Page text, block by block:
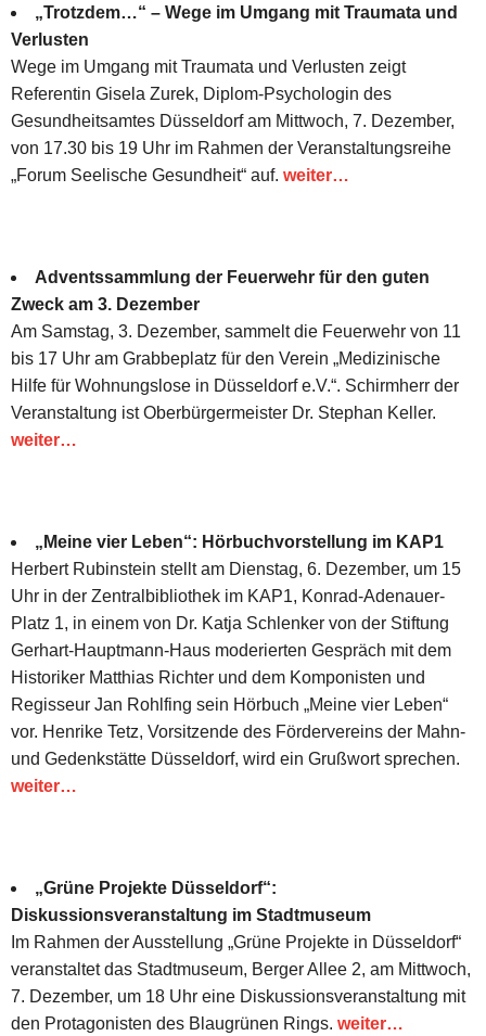
„Trotzdem…“ – Wege im Umgang mit Traumata und
Verlusten
Wege im Umgang mit Traumata und Verlusten zeigt
Referentin Gisela Zurek, Diplom-Psychologin des
Gesundheitsamtes Düsseldorf am Mittwoch, 7. Dezember,
von 17.30 bis 19 Uhr im Rahmen der Veranstaltungsreihe
„Forum Seelische Gesundheit“ auf. weiter…
Adventssammlung der Feuerwehr für den guten
Zweck am 3. Dezember
Am Samstag, 3. Dezember, sammelt die Feuerwehr von 11
bis 17 Uhr am Grabbeplatz für den Verein „Medizinische
Hilfe für Wohnungslose in Düsseldorf e.V.“. Schirmherr der
Veranstaltung ist Oberbürgermeister Dr. Stephan Keller.
weiter…
„Meine vier Leben“: Hörbuchvorstellung im KAP1
Herbert Rubinstein stellt am Dienstag, 6. Dezember, um 15
Uhr in der Zentralbibliothek im KAP1, Konrad-Adenauer-
Platz 1, in einem von Dr. Katja Schlenker von der Stiftung
Gerhart-Hauptmann-Haus moderierten Gespräch mit dem
Historiker Matthias Richter und dem Komponisten und
Regisseur Jan Rohlfing sein Hörbuch „Meine vier Leben“
vor. Henrike Tetz, Vorsitzende des Fördervereins der Mahn-
und Gedenkstätte Düsseldorf, wird ein Grußwort sprechen.
weiter…
„Grüne Projekte Düsseldorf“:
Diskussionsveranstaltung im Stadtmuseum
Im Rahmen der Ausstellung „Grüne Projekte in Düsseldorf“
veranstaltet das Stadtmuseum, Berger Allee 2, am Mittwoch,
7. Dezember, um 18 Uhr eine Diskussionsveranstaltung mit
den Protagonisten des Blaugrünen Rings. weiter…